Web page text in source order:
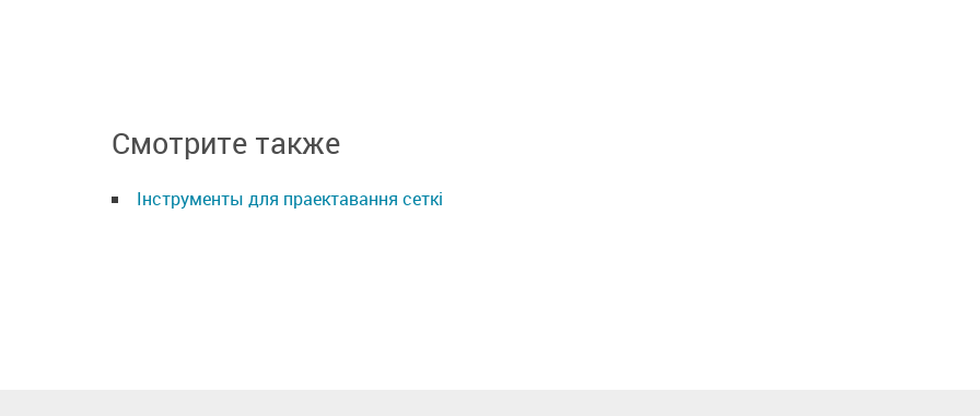
Смотрите также
Інструменты для праектавання сеткі